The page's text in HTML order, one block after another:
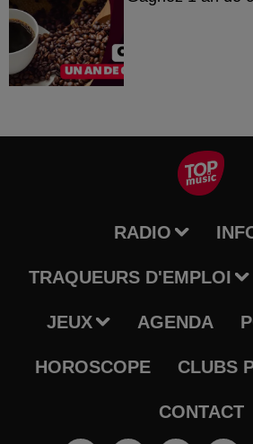
RADIO
TRAQUEURS D'EMPLOI
JEUX AGENDA
HOROSCOPE CLUBS
CONTACT